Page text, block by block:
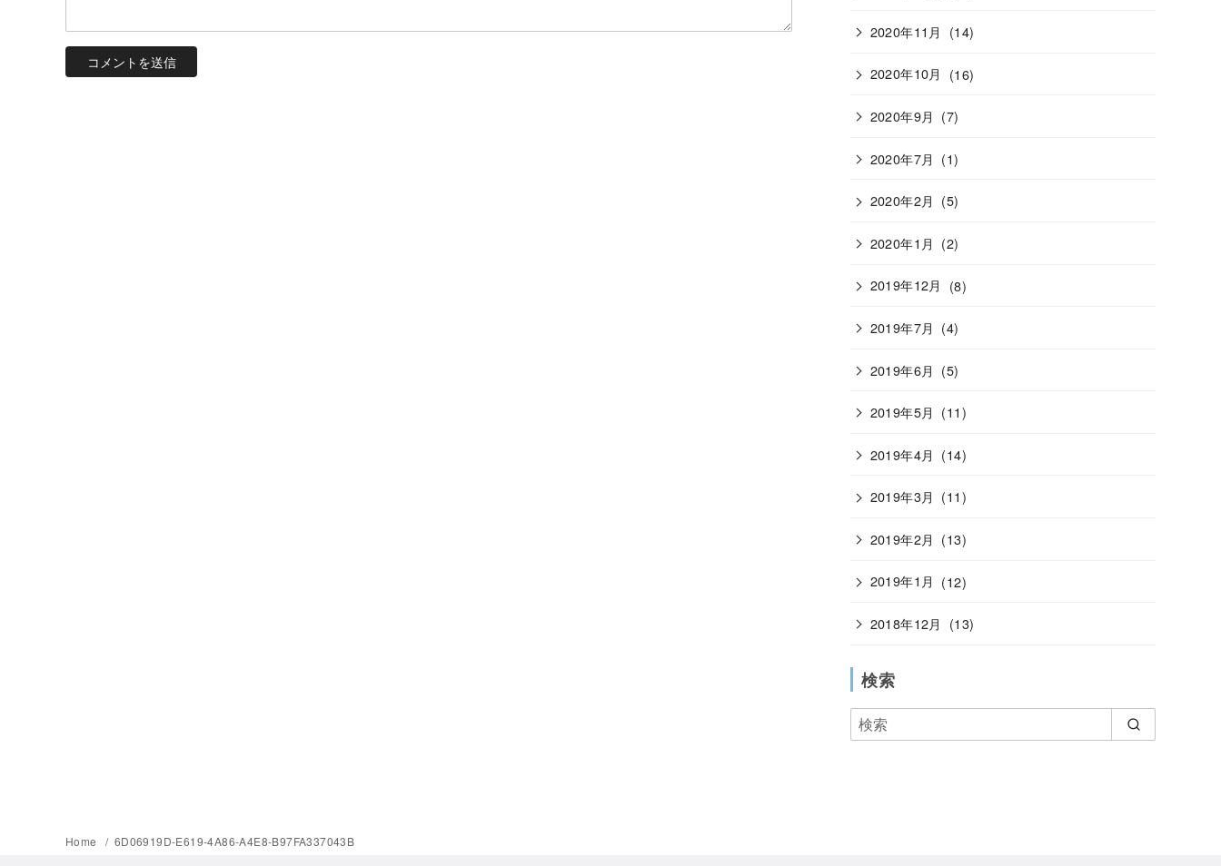
2020年11月 (14)
2020年10月 (16)
2020年9月 (7)
2020年7月 (1)
2020年2月 (5)
2020年1月 (2)
2019年12月 (8)
2019年7月 (4)
2019年6月 (5)
2019年5月 (11)
2019年4月 (14)
2019年3月 (11)
2019年2月 (13)
2019年1月 (12)
2018年12月 (13)
検索
Home 6D06919D-E619-4A86-A4E8-B97FA337043B